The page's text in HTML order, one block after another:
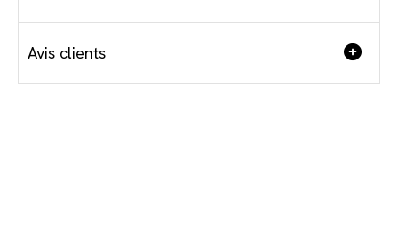
Avis clients